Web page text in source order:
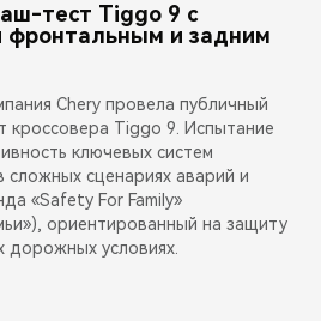
тест Tiggo 9 с
и задним
Chery провела публичный
кроссовера Tiggo 9. Испытание
ключевых систем
сложных сценариях аварий и
«Safety For Family»
ориентированный на защиту
дорожных условиях.